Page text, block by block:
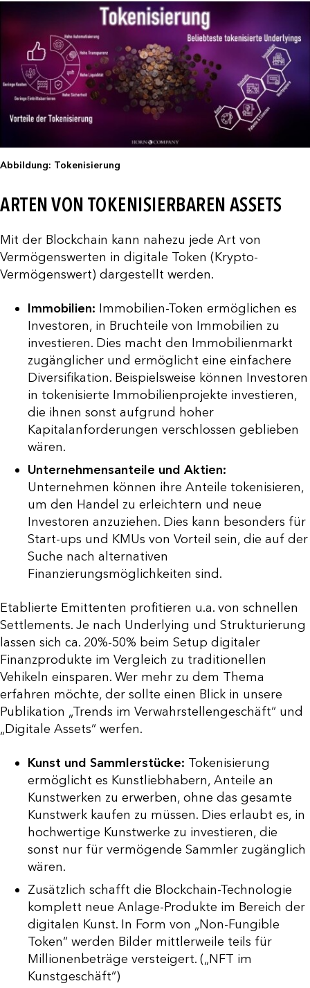
Abbildung: Tokenisierung
ARTEN VON TOKENISIERBAREN ASSETS
Mit der Blockchain kann nahezu jede Art von
Vermögenswerten in digitale Token (Krypto-
Vermögenswert) dargestellt werden.
Immobilien: Immobilien-Token ermöglichen es
Investoren, in Bruchteile von Immobilien zu
investieren. Dies macht den Immobilienmarkt
zugänglicher und ermöglicht eine einfachere
Diversifikation. Beispielsweise können Investoren
in tokenisierte Immobilienprojekte investieren,
die ihnen sonst aufgrund hoher
Kapitalanforderungen verschlossen geblieben
wären.
Unternehmensanteile und Aktien:
Unternehmen können ihre Anteile tokenisieren,
um den Handel zu erleichtern und neue
Investoren anzuziehen. Dies kann besonders für
Start-ups und KMUs von Vorteil sein, die auf der
Suche nach alternativen
Finanzierungsmöglichkeiten sind.
Etablierte Emittenten profitieren u.a. von schnellen
Settlements. Je nach Underlying und Strukturierung
lassen sich ca. 20%-50% beim Setup digitaler
Finanzprodukte im Vergleich zu traditionellen
Vehikeln einsparen. Wer mehr zu dem Thema
erfahren möchte, der sollte einen Blick in unsere
Publikation „Trends im Verwahrstellengeschäft“ und
„Digitale Assets“ werfen.
Kunst und Sammlerstücke: Tokenisierung
ermöglicht es Kunstliebhabern, Anteile an
Kunstwerken zu erwerben, ohne das gesamte
Kunstwerk kaufen zu müssen. Dies erlaubt es, in
hochwertige Kunstwerke zu investieren, die
sonst nur für vermögende Sammler zugänglich
wären.
Zusätzlich schafft die Blockchain-Technologie
komplett neue Anlage-Produkte im Bereich der
digitalen Kunst. In Form von „Non-Fungible
Token“ werden Bilder mittlerweile teils für
Millionenbeträge versteigert. („NFT im
Kunstgeschäft“)